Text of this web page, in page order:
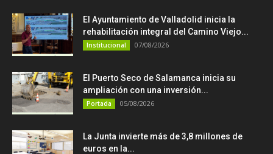
El Ayuntamiento de Valladolid inicia la
rehabilitación integral del Camino Viejo...
Institucional 07/08/2026
El Puerto Seco de Salamanca inicia su
ampliación con una inversión...
Portada 05/08/2026
La Junta invierte más de 3,8 millones de
euros en la...